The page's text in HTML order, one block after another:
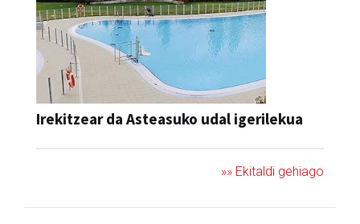
Irekitzear da Asteasuko udal igerilekua
»» Ekitaldi gehiago